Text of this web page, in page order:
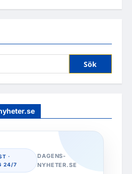
·
24/7
DAGENS-
NYHETER.SE